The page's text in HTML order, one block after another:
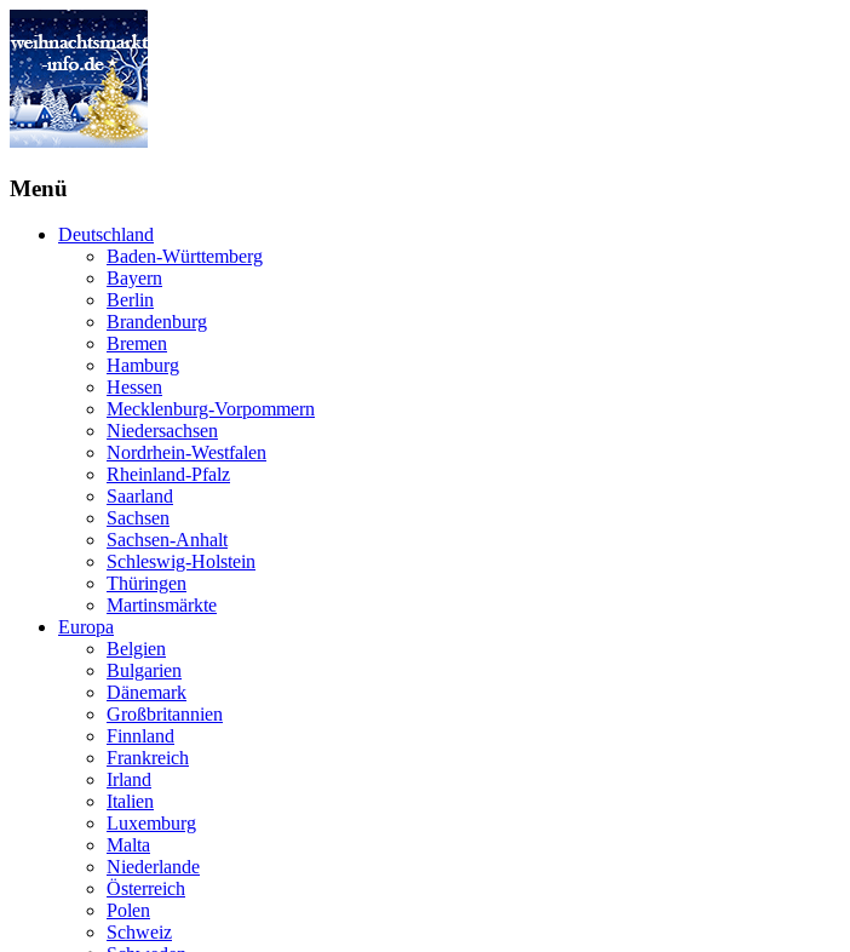
Menü
Deutschland
Baden-Württemberg
Bayern
Berlin
Brandenburg
Bremen
Hamburg
Hessen
Mecklenburg-Vorpommern
Niedersachsen
Nordrhein-Westfalen
Rheinland-Pfalz
Saarland
Sachsen
Sachsen-Anhalt
Schleswig-Holstein
Thüringen
Martinsmärkte
Europa
Belgien
Bulgarien
Dänemark
Großbritannien
Finnland
Frankreich
Irland
Italien
Luxemburg
Malta
Niederlande
Österreich
Polen
Schweiz